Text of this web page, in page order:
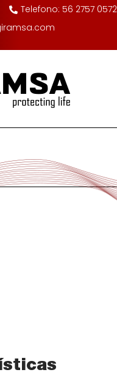
Telefono: 56 2757 0572